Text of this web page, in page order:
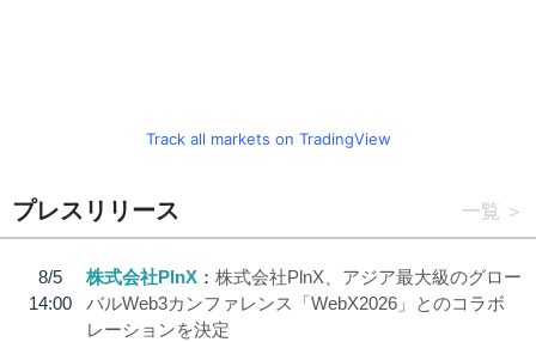
Track all markets on TradingView
プレスリリース 一覧
8/5
14:00
株式会社PlnX
株式会社PlnX、アジア最大級のグロー
バルWeb3カンファレンス「WebX2026」とのコラボ
レーションを決定